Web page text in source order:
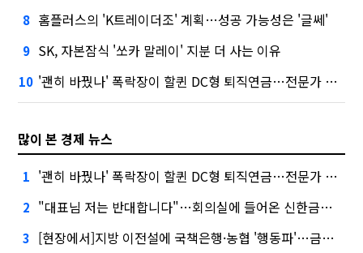
8 홈플러스의 'K트레이더조' 계획…성공 가능성은 '글쎄'
9 SK, 자본잠식 '쏘카 말레이' 지분 더 사는 이유
10 '괜히 바꿨나' 폭락장이 할퀸 DC형 퇴직연금…전문가 조언은
많이 본 경제 뉴스
1 '괜히 바꿨나' 폭락장이 할퀸 DC형 퇴직연금…전문가 조언은
2 "대표님 저는 반대합니다"…회의실에 들어온 신한금융 AI
3 [현장에서]지방 이전설에 국책은행·농협 '행동파'…금감원 '신중모드'